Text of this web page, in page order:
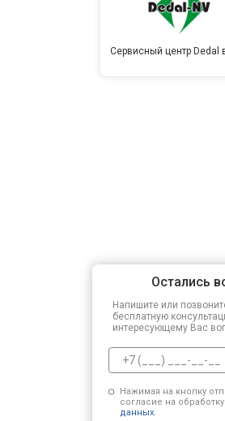
Сервисный центр Dedal
Остались
Напишите или
бесплатную
интересующему Вас
Нажимая на кнопку
согласие на
данных.